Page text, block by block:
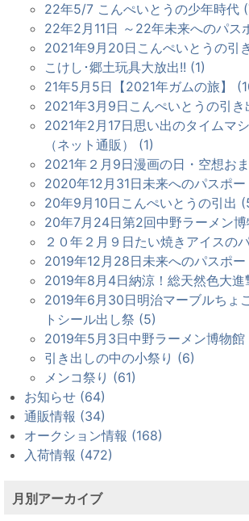
22年5/7 こんぺいとうの少年時代
22年2月11日 ～22年未来へのパス
2021年9月20日こんぺいとうの引
こけし･郷土玩具大放出!! (1)
21年5月5日【2021年ガムの旅】
2021年3月9日こんぺいとうの引
2021年2月17日思い出のタイムマ
（ネット通販） (1)
2021年２月9日漫画の日・空想お
2020年12月31日未来へのパスポ
20年9月10日こんぺいとうの引出
20年7月24日第2回中野ラーメン博
２０年２月９日たい焼きアイスの
2019年12月28日未来へのパスポー
2019年8月4日納涼！総天然色大進
2019年6月30日明治マーブルちょ
トシール出し祭 (5)
2019年5月3日中野ラーメン博物館
引き出しの中の小祭り (6)
メンコ祭り (61)
お知らせ (64)
通販情報 (34)
オークション情報 (168)
入荷情報 (472)
月別アーカイブ